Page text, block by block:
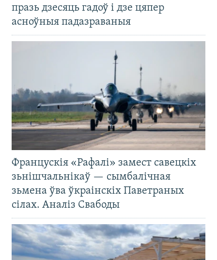
празь дзесяць гадоў і дзе цяпер
асноўныя падазраваныя
Францускія «Рафалі» замест савецкіх
зьнішчальнікаў — сымбалічная
зьмена ўва ўкраінскіх Паветраных
сілах. Аналіз Свабоды